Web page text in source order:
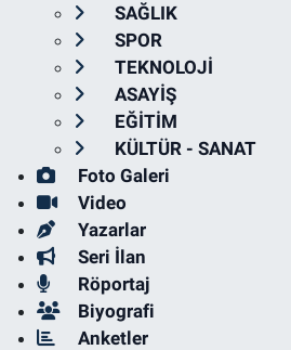
SAĞLIK
SPOR
TEKNOLOJİ
ASAYİŞ
EĞİTİM
KÜLTÜR - SANAT
Foto Galeri
Video
Yazarlar
Seri İlan
Röportaj
Biyografi
Anketler